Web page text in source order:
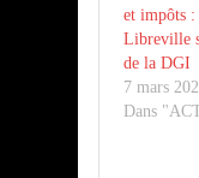
et impôts
Libreville
de la DGI
7 mars
Dans